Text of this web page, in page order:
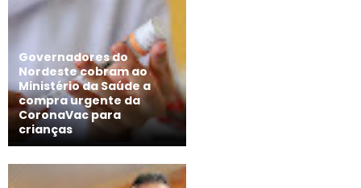
Governadores do
Nordeste cobram ao
Ministério da Saúde a
compra urgente da
CoronaVac para
crianças